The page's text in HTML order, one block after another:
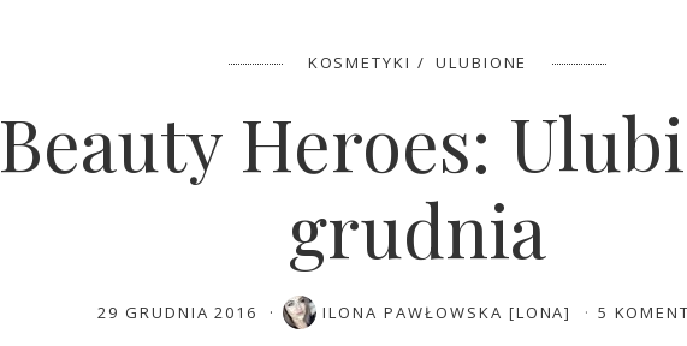
KOSMETYKI ULUBIONE
Beauty Heroes:
grudnia
29 GRUDNIA 2016 ILONA PAWŁOWSKA [LONA] 5